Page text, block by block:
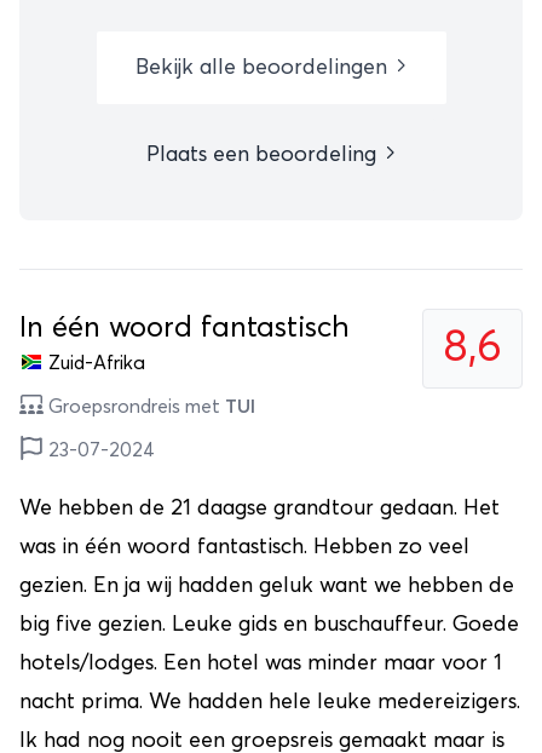
Bekijk alle beoordelingen
Plaats een beoordeling
8,6
In één woord fantastisch
Zuid-Afrika
Groepsrondreis met TUI
23-07-2024
We hebben de 21 daagse grandtour gedaan. Het
was in één woord fantastisch. Hebben zo veel
gezien. En ja wij hadden geluk want we hebben de
big five gezien. Leuke gids en buschauffeur. Goede
hotels/lodges. Een hotel was minder maar voor 1
nacht prima. We hadden hele leuke medereizigers.
Ik had nog nooit een groepsreis gemaakt maar is